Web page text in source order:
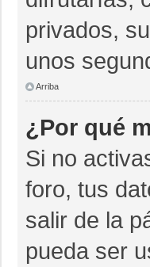
privados,
unos
Arriba
¿Por qué
Si no
foro, tus
salir de la
pueda ser